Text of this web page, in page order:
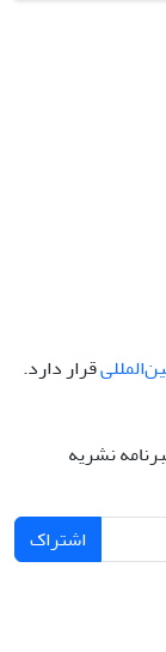
قرار دارد.
نشریه
اشتراک